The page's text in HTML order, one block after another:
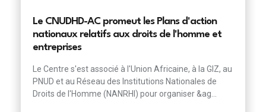
Le CNUDHD-AC promeut les Plans d'action
nationaux relatifs aux droits de l'homme et
entreprises
Le Centre s'est associé à l'Union Africaine, à la GIZ, au
PNUD et au Réseau des Institutions Nationales de
Droits de l'Homme (NANRHI) pour organiser &ag...